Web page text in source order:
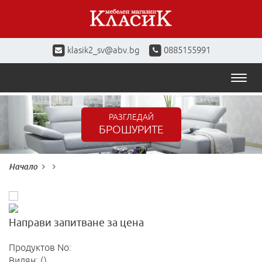
klasik2_sv@abv.bg 0885155991
РАЗГЛЕДАЙ
БРОШУРИТЕ
Начало
Направи запитване за цена
Продуктов No: